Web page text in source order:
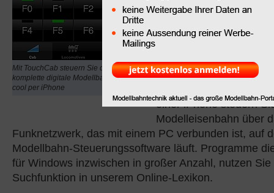
Mit TouchCab steuern Sie die
komplette digitale Modellbahn ganz
cool per iPhone
Ende zu. Wie die
der Zukunft aussieht,
Es handelt sich dabei
("App") zu dem Apple
auch auf dem iPod
einer iPhone steuern
Modelleisenbahn über
Funknetzwerk, das mit einem PC verbunden ist, auf
Modellbahn-Steuerungssoftware läuft. Programme
für Windows inzwischen in großer Anzahl, nutzen
Suchfunktion in unserem Online-Lexikon.